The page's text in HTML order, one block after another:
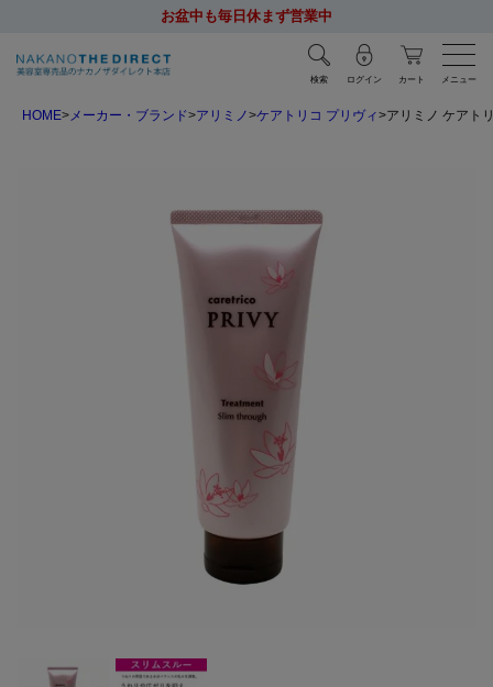
お盆中も毎日休まず営業中
検索 ログイン カート メニュー
HOME メーカー・ブランド アリミノ ケアトリコ プリヴィ アリミノ ケアト